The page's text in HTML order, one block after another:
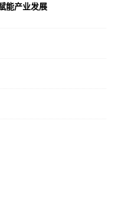
能产业发展